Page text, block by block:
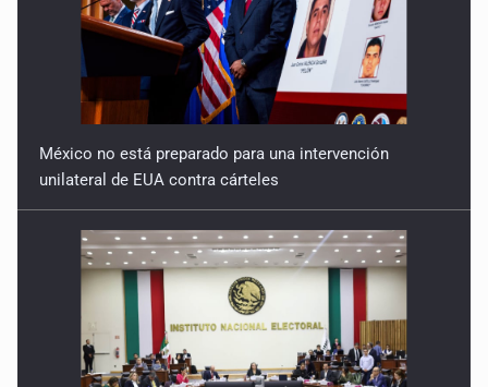
México no está preparado para una intervención
unilateral de EUA contra cárteles